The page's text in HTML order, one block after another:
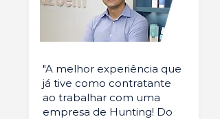
"A melhor experiência que
já tive como contratante
ao trabalhar com uma
empresa de Hunting! Do